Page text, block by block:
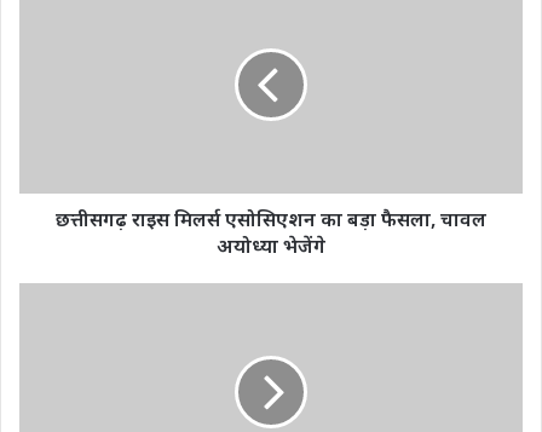
अयोध्या
छत्तीसगढ़ राइस मिलर्स एसोसिएशन का बड़ा फैसला, चावल
अयोध्या भेजेंगे